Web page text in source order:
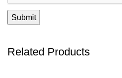
Related Products